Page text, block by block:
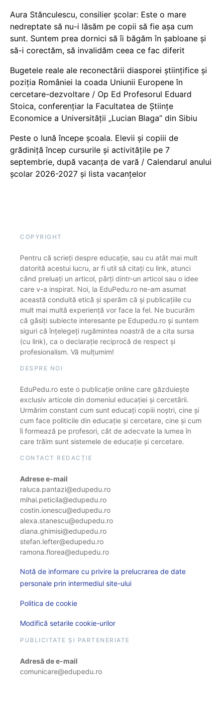
Aura Stănculescu, consilier școlar: Este o mare
nedreptate să nu-i lăsăm pe copii să fie așa cum
sunt. Suntem prea dornici să îi băgăm în șabloane și
să-i corectăm, să invalidăm ceea ce fac diferit
Bugetele reale ale reconectării diasporei științifice și
poziția României la coada Uniunii Europene în
cercetare-dezvoltare / Op Ed Profesorul Eduard
Stoica, conferențiar la Facultatea de Științe
Economice a Universității „Lucian Blaga” din Sibiu
Peste o lună începe școala. Elevii și copiii de
grădiniță încep cursurile și activitățile pe 7
septembrie, după vacanța de vară / Calendarul anului
școlar 2026-2027 și lista vacanțelor
COPYRIGHT
Pentru că scrieți despre educație, sau cu atât mai mult
datorită acestui lucru, ar fi util să citați cu link, atunci
când preluați un articol, părți dintr-un articol sau o idee
care v-a inspirat. Noi, la EduPedu.ro ne-am asumat
această conduită etică și sperăm că și publicațiile cu
mult mai multă experiență vor face la fel. Ne bucurăm
că găsiți subiecte interesante pe Edupedu.ro și suntem
siguri că înțelegeți rugămintea noastră de a cita sursa
(cu link), ca o declarație reciprocă de respect și
profesionalism. Vă mulțumim!
DESPRE NOI
EduPedu.ro este o publicație online care găzduiește
exclusiv articole din domeniul educației și cercetării.
Urmărim constant cum sunt educați copiii noștri, cine și
cum face politicile din educație și cercetare, cine și cum
îi formează pe profesori, cât de adecvate la lumea în
care trăim sunt sistemele de educație și cercetare.
CONTACT REDACȚIE
Adrese e-mail
raluca.pantazi@edupedu.ro
mihai.peticila@edupedu.ro
costin.ionescu@edupedu.ro
alexa.stanescu@edupedu.ro
diana.ghimisi@edupedu.ro
stefan.lefter@edupedu.ro
ramona.florea@edupedu.ro
Notă de informare cu privire la prelucrarea de date
personale prin intermediul site-ului
Politica de cookie
Modifică setarile cookie-urilor
PUBLICITATE ȘI PARTENERIATE
Adresă de e-mail
comunicare@edupedu.ro